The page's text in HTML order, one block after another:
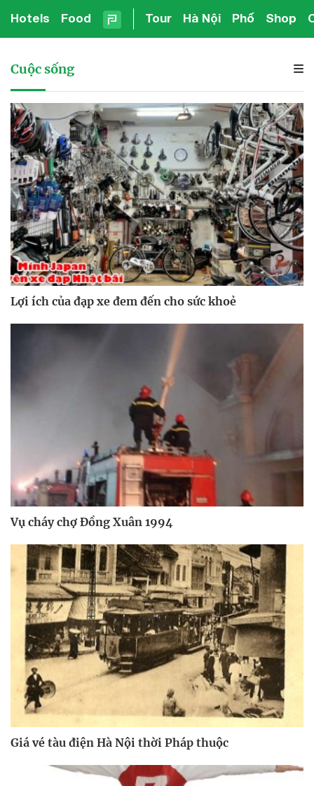
Hotels Food Tour Hà Nội Phố Shop
Cuộc sống
Lợi ích của đạp xe đem đến cho sức khoẻ
Vụ cháy chợ Đồng Xuân 1994
Giá vé tàu điện Hà Nội thời Pháp thuộc